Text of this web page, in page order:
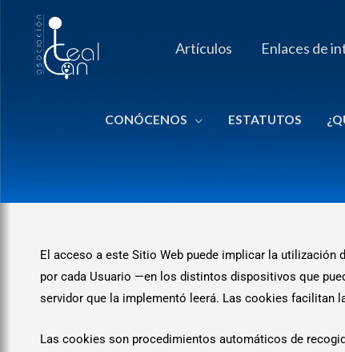
contenido
Artículos Enlaces de
CONÓCENOS ESTATUTOS
El acceso a este Sitio Web puede implicar la
por cada Usuario —en los distintos dispositivos que
servidor que la implementó leerá. Las cookies facilitan
Las cookies son procedimientos automáticos de